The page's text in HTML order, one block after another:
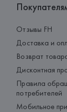
Отзывы FH
Доставка и
Возврат
Дисконтная
Правила
потребителей
Мобильное